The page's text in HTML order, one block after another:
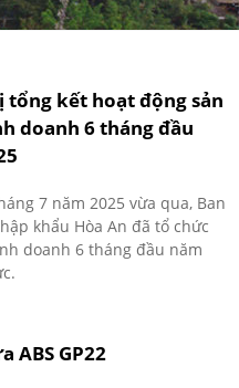
tổng kết hoạt động sản
doanh 6 tháng đầu
7 năm 2025 vừa qua, Ban
khẩu Hòa An đã tổ chức
doanh 6 tháng đầu năm
ABS GP22